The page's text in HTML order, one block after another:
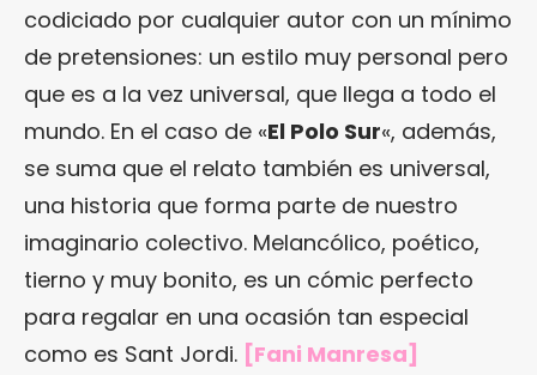
codiciado por cualquier autor con un mínimo
de pretensiones: un estilo muy personal pero
que es a la vez universal, que llega a todo el
mundo. En el caso de «El Polo Sur«, además,
se suma que el relato también es universal,
una historia que forma parte de nuestro
imaginario colectivo. Melancólico, poético,
tierno y muy bonito, es un cómic perfecto
para regalar en una ocasión tan especial
como es Sant Jordi. [Fani Manresa]